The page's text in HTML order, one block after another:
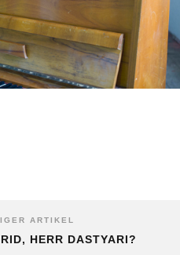
ARTIKEL
HERR DASTYARI?